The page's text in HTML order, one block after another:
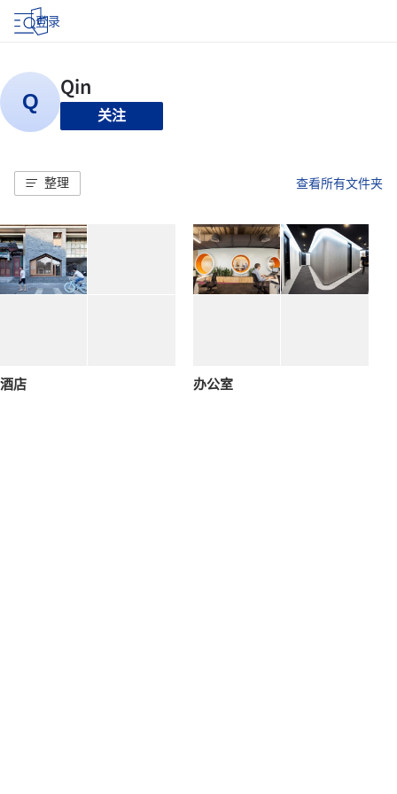
登录
关注
整理 查看所有文件夹
酒店 办公室